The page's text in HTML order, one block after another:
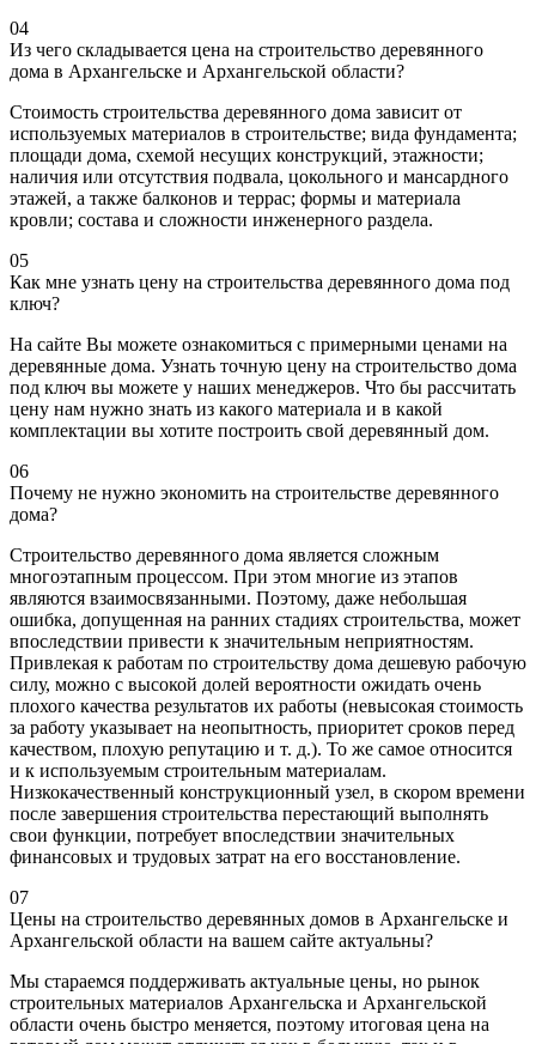
04
Из чего складывается цена на строительство деревянного
дома в Архангельске и Архангельской области?
Стоимость строительства деревянного дома зависит от
используемых материалов в строительстве; вида фундамента;
площади дома, схемой несущих конструкций, этажности;
наличия или отсутствия подвала, цокольного и мансардного
этажей, а также балконов и террас; формы и материала
кровли; состава и сложности инженерного раздела.
05
Как мне узнать цену на строительства деревянного дома под
ключ?
На сайте Вы можете ознакомиться с примерными ценами на
деревянные дома. Узнать точную цену на строительство дома
под ключ вы можете у наших менеджеров. Что бы рассчитать
цену нам нужно знать из какого материала и в какой
комплектации вы хотите построить свой деревянный дом.
06
Почему не нужно экономить на строительстве деревянного
дома?
Строительство деревянного дома является сложным
многоэтапным процессом. При этом многие из этапов
являются взаимосвязанными. Поэтому, даже небольшая
ошибка, допущенная на ранних стадиях строительства, может
впоследствии привести к значительным неприятностям.
Привлекая к работам по строительству дома дешевую рабочую
силу, можно с высокой долей вероятности ожидать очень
плохого качества результатов их работы (невысокая стоимость
за работу указывает на неопытность, приоритет сроков перед
качеством, плохую репутацию и т. д.). То же самое относится
и к используемым строительным материалам.
Низкокачественный конструкционный узел, в скором времени
после завершения строительства перестающий выполнять
свои функции, потребует впоследствии значительных
финансовых и трудовых затрат на его восстановление.
07
Цены на строительство деревянных домов в Архангельске и
Архангельской области на вашем сайте актуальны?
Мы стараемся поддерживать актуальные цены, но рынок
строительных материалов Архангельска и Архангельской
области очень быстро меняется, поэтому итоговая цена на